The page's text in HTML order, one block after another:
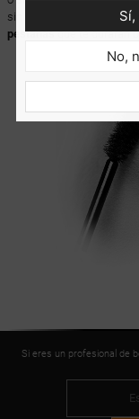
sin mucho trabajo. El
pestañasque te durarán
Si eres un profesional de
No,